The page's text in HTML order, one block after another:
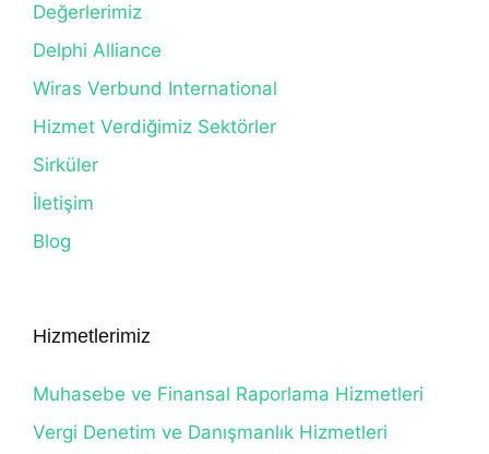
Değerlerimiz
Delphi Alliance
Wiras Verbund International
Hizmet Verdiğimiz Sektörler
Sirküler
İletişim
Blog
Hizmetlerimiz
Muhasebe ve Finansal Raporlama Hizmetleri
Vergi Denetim ve Danışmanlık Hizmetleri